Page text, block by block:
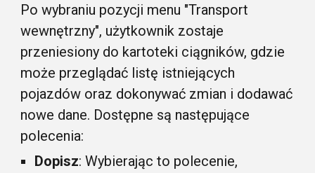
Po wybraniu pozycji menu "Transport
wewnętrzny", użytkownik zostaje
przeniesiony do kartoteki ciągników, gdzie
może przeglądać listę istniejących
pojazdów oraz dokonywać zmian i dodawać
nowe dane. Dostępne są następujące
polecenia:
Dopisz: Wybierając to polecenie,